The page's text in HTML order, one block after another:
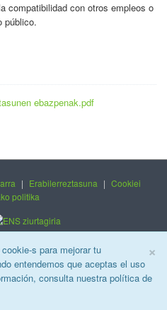
×
s para mejorar tu
entendemos que aceptas el uso
consulta nuestra política de
compatibilidad con otros empleos o
público.
ebazpenak.pdf
| Erabilerreztasuna | Cookiei
politika